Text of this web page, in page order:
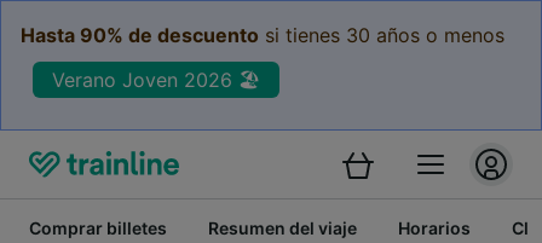
Hasta 90% de descuento si tienes 30 años o menos
Verano Joven 2026 🏖️
Comprar billetes Resumen del viaje Horarios